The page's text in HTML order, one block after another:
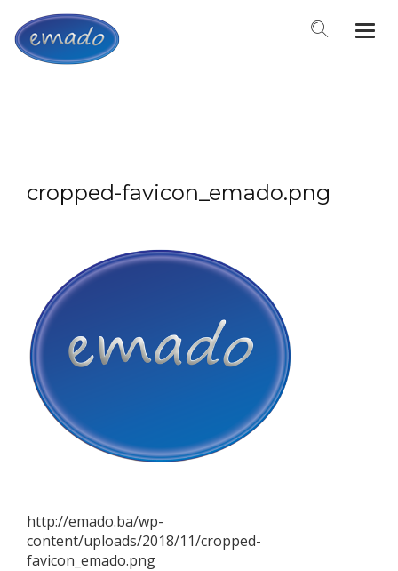
cropped-favicon_emado.png
http://emado.ba/wp-
content/uploads/2018/11/cropped-
favicon_emado.png